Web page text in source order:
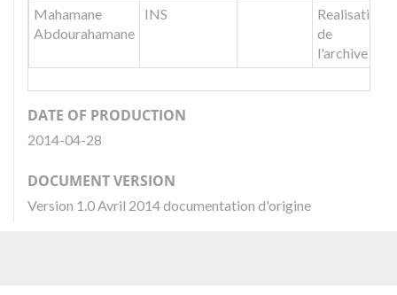
Mahamane
Abdourahamane
INS
Realisation
de
l'archive
DATE OF PRODUCTION
2014-04-28
DOCUMENT VERSION
Version 1.0 Avril 2014 documentation d'origine